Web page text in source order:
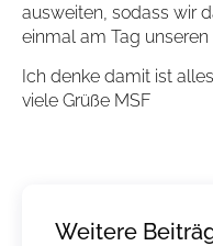
ausweiten, sodass wir
einmal am Tag
Ich denke damit ist
viele Grüße MSF
Weitere